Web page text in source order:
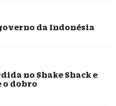
da Indonésia
no Shake Shack e
o dobro